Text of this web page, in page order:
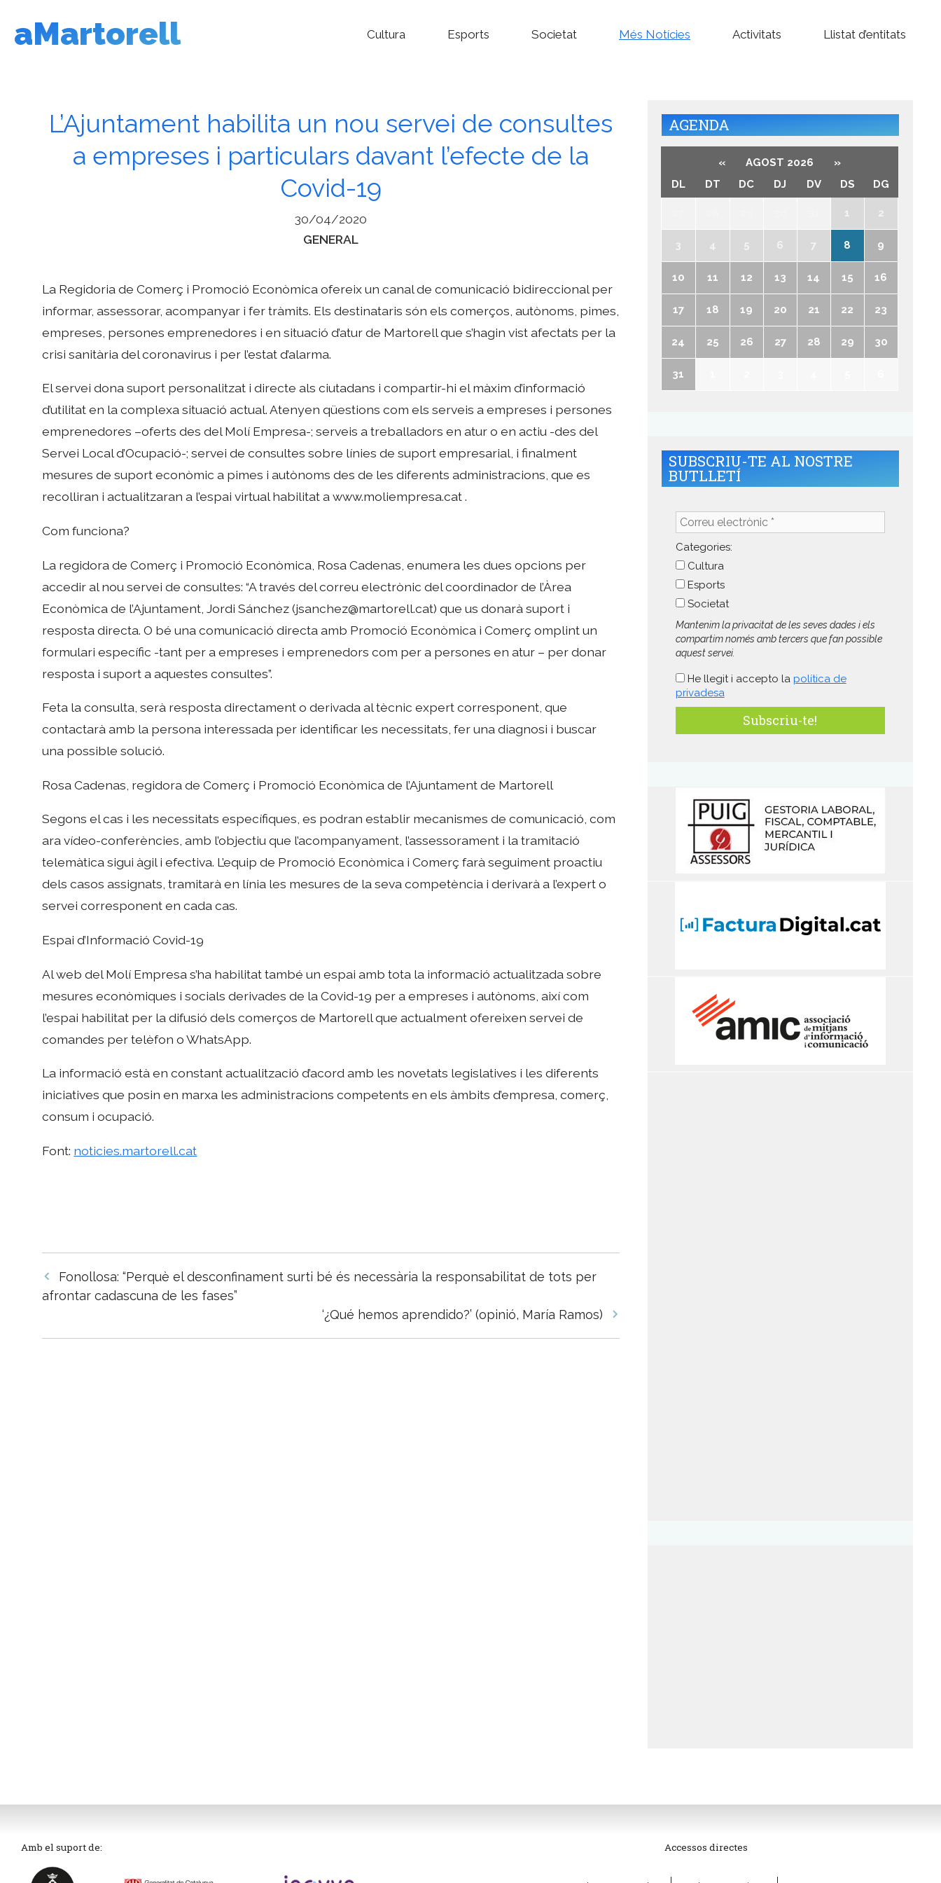
contingut
aMartorell Cultura Esports Societat Més Notícies Activitats Llistat d’entitats
L’Ajuntament habilita un nou servei de consultes
a empreses i particulars davant l’efecte de la
Covid-19
30/04/2020
Categories
GENERAL
La Regidoria de Comerç i Promoció Econòmica ofereix un canal de comunicació bidireccional per
informar, assessorar, acompanyar i fer tràmits. Els destinataris són els comerços, autònoms, pimes,
empreses, persones emprenedores i en situació d’atur de Martorell que s’hagin vist afectats per la
crisi sanitària del coronavirus i per l’estat d’alarma.
El servei dona suport personalitzat i directe als ciutadans i compartir-hi el màxim d’informació
d’utilitat en la complexa situació actual. Atenyen qüestions com els serveis a empreses i persones
emprenedores –oferts des del Molí Empresa-; serveis a treballadors en atur o en actiu -des del
Servei Local d’Ocupació-; servei de consultes sobre línies de suport empresarial, i finalment
mesures de suport econòmic a pimes i autònoms des de les diferents administracions, que es
recolliran i actualitzaran a l’espai virtual habilitat a www.moliempresa.cat .
Com funciona?
La regidora de Comerç i Promoció Econòmica, Rosa Cadenas, enumera les dues opcions per
accedir al nou servei de consultes: “A través del correu electrònic del coordinador de l’Àrea
Econòmica de l’Ajuntament, Jordi Sánchez (jsanchez@martorell.cat) que us donarà suport i
resposta directa. O bé una comunicació directa amb Promoció Econòmica i Comerç omplint un
formulari específic -tant per a empreses i emprenedors com per a persones en atur – per donar
resposta i suport a aquestes consultes”.
Feta la consulta, serà resposta directament o derivada al tècnic expert corresponent, que
contactarà amb la persona interessada per identificar les necessitats, fer una diagnosi i buscar
una possible solució.
Rosa Cadenas, regidora de Comerç i Promoció Econòmica de l’Ajuntament de Martorell
Segons el cas i les necessitats específiques, es podran establir mecanismes de comunicació, com
ara vídeo-conferències, amb l’objectiu que l’acompanyament, l’assessorament i la tramitació
telemàtica sigui àgil i efectiva. L’equip de Promoció Econòmica i Comerç farà seguiment proactiu
dels casos assignats, tramitarà en línia les mesures de la seva competència i derivarà a l’expert o
servei corresponent en cada cas.
Espai d’Informació Covid-19
Al web del Molí Empresa s’ha habilitat també un espai amb tota la informació actualitzada sobre
mesures econòmiques i socials derivades de la Covid-19 per a empreses i autònoms, així com
l’espai habilitat per la difusió dels comerços de Martorell que actualment ofereixen servei de
comandes per telèfon o WhatsApp.
La informació està en constant actualització d’acord amb les novetats legislatives i les diferents
iniciatives que posin en marxa les administracions competents en els àmbits d’empresa, comerç,
consum i ocupació.
Font: noticies.martorell.cat
Navegació
per
Fonollosa: “Perquè el desconfinament surti bé és necessària la responsabilitat de tots per
afrontar cadascuna de les fases”
‘¿Qué hemos aprendido?’ (opinió, María Ramos)
AGENDA
« AGOST 2026
»
DL
DT DC DJ DV DS DG
1 2
3 4 5 6 7 8 9
10 11 12 13 14 15 16
17 18 19 20 21 22 23
24 25 26 27 28 29 30
31
SUBSCRIU-TE AL NOSTRE
BUTLLETÍ
Correu
electrònic
*Categories:
Cultura
Esports
Societat
Mantenim la privacitat de les seves dades i els
compartim només amb tercers que fan possible
aquest servei.
He llegit i accepto la política de
privadesa
Amb el suport de: Accessos directes